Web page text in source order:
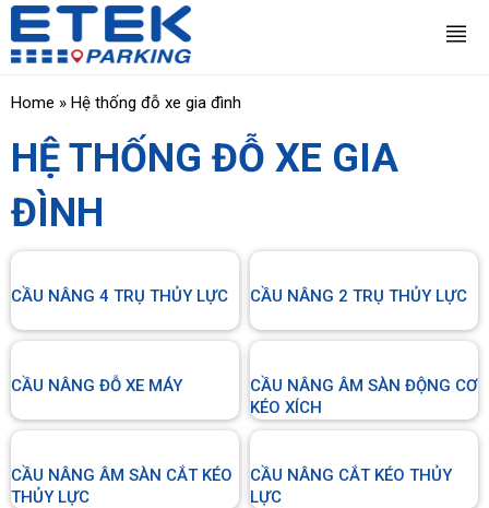
Home » Hệ thống đỗ xe gia đình
HỆ THỐNG ĐỖ XE GIA
ĐÌNH
CẦU NÂNG 4 TRỤ THỦY LỰC CẦU NÂNG 2 TRỤ THỦY LỰC
CẦU NÂNG ĐỖ XE MÁY
CẦU NÂNG ÂM SÀN ĐỘNG CƠ
KÉO XÍCH
CẦU NÂNG ÂM SÀN CẮT KÉO
THỦY LỰC
CẦU NÂNG CẮT KÉO THỦY
LỰC